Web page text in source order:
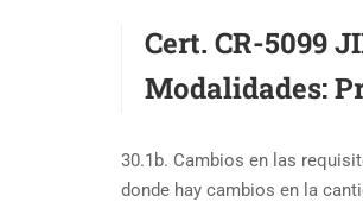
Cert. CR-5099
Modalidades:
30.1b. Cambios en las
donde hay cambios en la